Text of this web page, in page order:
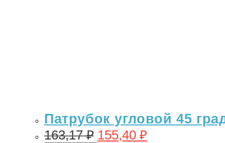
Патрубок угловой 45
163,17₽ 155,40 ₽